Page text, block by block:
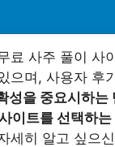
료 사주 풀이 사
으며, 사용자 후
성을 중요시하는
이트를 선택하
세히 알고 싶으